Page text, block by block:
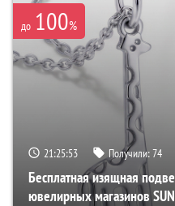
до 100%
21:25:51 Получили:74
Бесплатная изящная
ювелирных магазинов